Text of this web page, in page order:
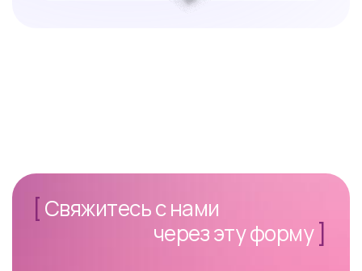
[Свяжитесь с нами
через эту форму]